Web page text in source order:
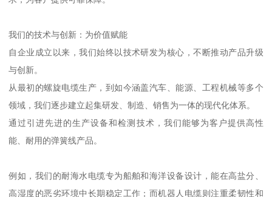
我们的技术与创新：为价值赋能
自企业成立以来，我们始终以技术研发为核心，不断推动产品升级
与创新。
从最初的螺旋电缆生产，到如今涵盖汽车、能源、工程机械等多个
领域，我们逐步建立起集研发、制造、销售为一体的现代化体系。
通过引进先进的生产设备和检测技术，我们能够为客户提供高性
能、耐用的弹簧线产品。
例如，我们的耐海水电缆专为船舶和海洋设备设计，能在高盐分、
高湿度的恶劣环境中长期稳定工作；而机器人电缆则注重柔韧性和